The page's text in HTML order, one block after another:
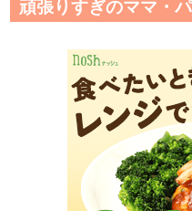
頑張りすぎのママ・